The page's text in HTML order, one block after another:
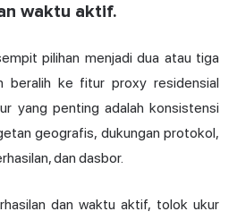
waktu aktif.
pilihan menjadi dua atau tiga
beralih ke fitur proxy residensial
yang penting adalah konsistensi
geografis, dukungan protokol,
dan dasbor.
dan waktu aktif, tolok ukur